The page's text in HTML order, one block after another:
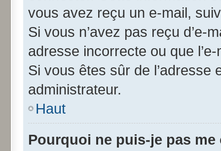
vous avez reçu un e-mail,
Si vous n’avez pas reçu d’e-
adresse incorrecte ou que
Si vous êtes sûr de l’adresse
administrateur.
Haut
Pourquoi ne puis-je pas